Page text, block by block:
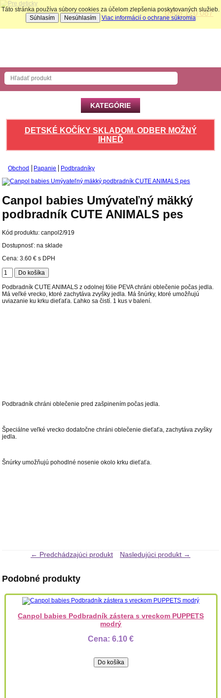
0908 120 087
KATEGÓRIE
DETSKÉ KOČÍKY SKLADOM. ODBER MOŽNÝ
IHNEĎ
Obchod Papanie Podbradníky
Canpol babies Umývateľný mäkký
podbradník CUTE ANIMALS pes
Kód produktu:canpol2/919
Dostupnosť: na sklade
Cena:3.60 € s DPH
Podbradník CUTE ANIMALS z odolnej fólie PEVA chráni oblečenie počas jedla.
Má veľké vrecko, ktoré zachytáva zvyšky jedla. Má šnúrky, ktoré umožňujú
uviazanie ku krku dieťaťa. Ľahko sa čistí. 1 kus v balení.
Podbradník chráni oblečenie pred zašpinením počas jedla.
Špeciálne veľké vrecko dodatočne chráni oblečenie dieťaťa, zachytáva zvyšky
jedla.
Šnúrky umožňujú pohodlné nosenie okolo krku dieťaťa.
← Predchádzajúci produkt Nasledujúci produkt →
Podobné produkty
Canpol babies Podbradník zástera s vreckom PUPPETS
modrý
Cena:6.10 €
Táto stránka používa súbory cookies za účelom zlepšenia poskytovaných služieb.
Súhlasím
Nesúhlasím Viac informácií o ochrane súkromia